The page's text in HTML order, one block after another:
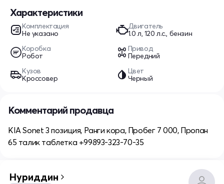
Характеристики
Комплектация
Не указано
Двигатель
1.0 л, 120 л.с., бензин
Коробка
Робот
Привод
Передний
Кузов
Кроссовер
Цвет
Черный
Комментарий продавца
KIA Sonet 3 позиция, Ранги кора, Пробег 7 000, Пропан
65 талик таблетка +99893-323-70-35
Нуриддин